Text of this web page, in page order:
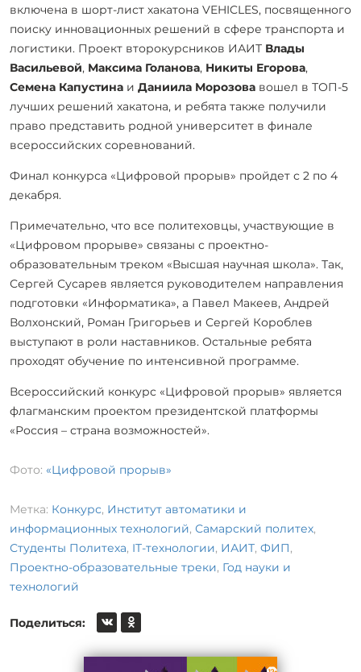
включена в шорт-лист хакатона VEHICLES, посвященного
поиску инновационных решений в сфере транспорта и
логистики. Проект второкурсников ИАИТ Влады
Васильевой, Максима Голанова, Никиты Егорова,
Семена Капустина и Даниила Морозова вошел в ТОП-5
лучших решений хакатона, и ребята также получили
право представить родной университет в финале
всероссийских соревнований.
Финал конкурса «Цифровой прорыв» пройдет с 2 по 4
декабря.
Примечательно, что все политеховцы, участвующие в
«Цифровом прорыве» связаны с проектно-
образовательным треком «Высшая научная школа». Так,
Сергей Сусарев является руководителем направления
подготовки «Информатика», а Павел Макеев, Андрей
Волхонский, Роман Григорьев и Сергей Короблев
выступают в роли наставников. Остальные ребята
проходят обучение по интенсивной программе.
Всероссийский конкурс «Цифровой прорыв» является
флагманским проектом президентской платформы
«Россия – страна возможностей».
Фото: «Цифровой прорыв»
Метка: Конкурс, Институт автоматики и
информационных технологий, Самарский политех,
Студенты Политеха, IT-технологии, ИАИТ, ФИП,
Проектно-образовательные треки, Год науки и
технологий
Поделиться: